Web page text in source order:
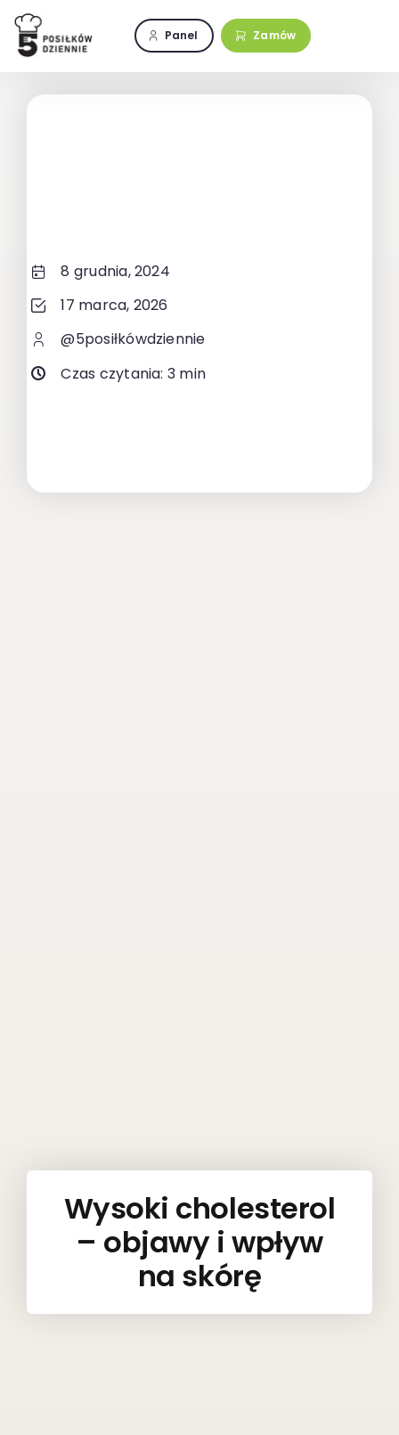
Przejdź
zawartości
Panel Zamów
8 grudnia, 2024
17 marca, 2026
@5posiłkówdziennie
Czas czytania: 3 min
Wysoki cholesterol
– objawy i wpływ
na skórę